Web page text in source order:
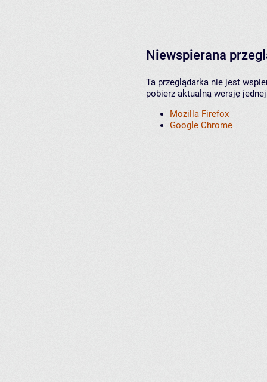
Niewspierana
Ta przeglądarka nie jest
pobierz aktualną wersję
Mozilla Firefox
Google Chrome